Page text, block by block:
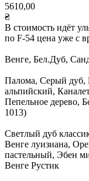
5610,00
₴
В стоимость идёт
по F-54 цена уже с
Венге, Бел.Дуб,
Палома, Серый дуб,
альпийский,
Пепельное дерево,
1013)
Светлый дуб
Венге луизиана,
пастельный, Эбен
Венге Рустик